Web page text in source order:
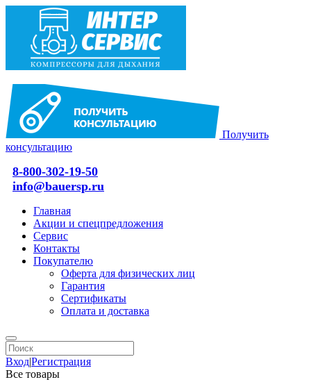
Получить
консультацию
8-800-302-19-50
info@bauersp.ru
Главная
Акции и спецпредложения
Сервис
Контакты
Покупателю
Оферта для физических лиц
Гарантия
Сертификаты
Оплата и доставка
Вход|Регистрация
Все товары